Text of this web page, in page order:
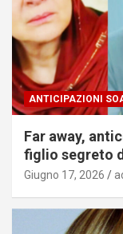
ANTICIPAZIONI
Far away,
figlio segreto
Giugno 17, 2026